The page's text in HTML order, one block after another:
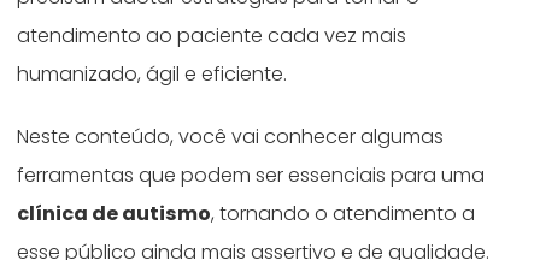
atendimento ao paciente cada vez mais
humanizado, ágil e eficiente.
Neste conteúdo, você vai conhecer algumas
ferramentas que podem ser essenciais para uma
clínica de autismo, tornando o atendimento a
esse público ainda mais assertivo e de qualidade.